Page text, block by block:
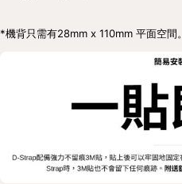
*機背只需有28mm x 110mm 平面空間。